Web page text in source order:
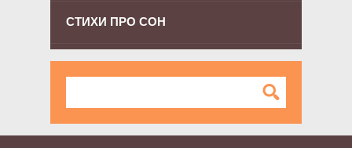
СТИХИ ПРО СОН